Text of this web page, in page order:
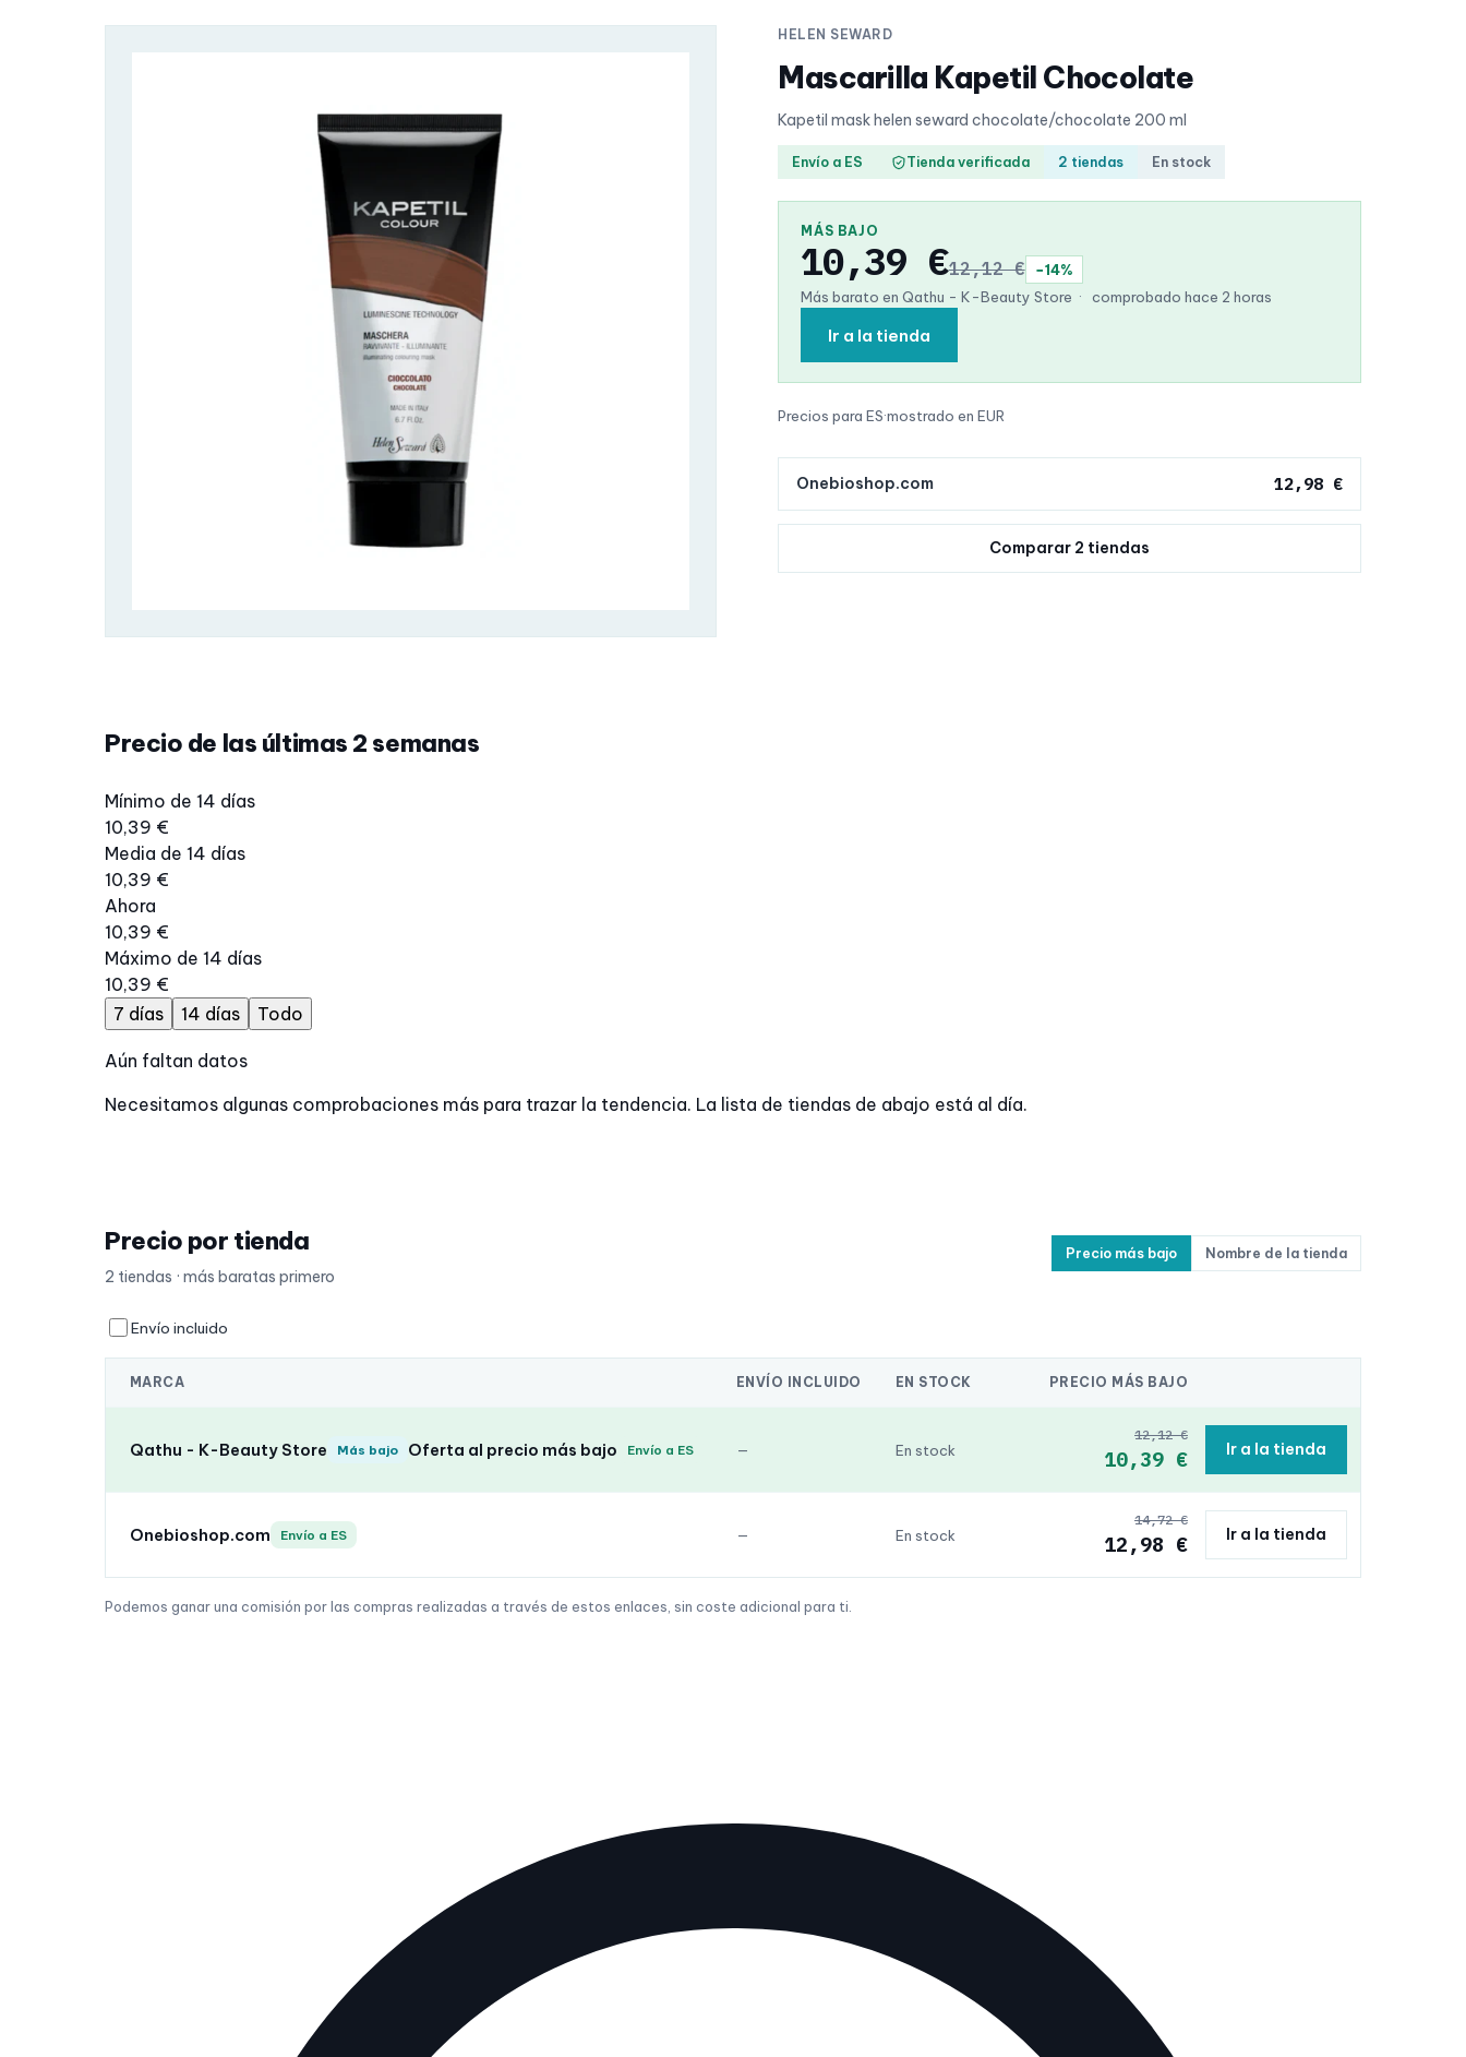
HELEN SEWARD
Mascarilla Kapetil Chocolate
Kapetil mask helen seward chocolate/chocolate 200 ml
Envío a ES Tienda verificada 2 tiendas En stock
MÁS BAJO
10,39 €12,12 €
−14%
Más barato en Qathu - K-Beauty Store · comprobado hace 2 horas
Ir a la tienda
Precios para ES·mostrado en EUR
Onebioshop.com 12,98 €
Comparar 2 tiendas
Precio de las últimas 2 semanas
Mínimo de 14 días
10,39 €
Media de 14 días
10,39 €
Ahora
10,39 €
Máximo de 14 días
10,39 €
7 días
14 días Todo
Aún faltan datos
Necesitamos algunas comprobaciones más para trazar la tendencia. La lista de tiendas de abajo está al día.
Precio por tienda
2 tiendas · más baratas primero
Precio más bajo Nombre de la tienda
Envío incluido
MARCA ENVÍO INCLUIDO EN STOCK PRECIO MÁS BAJO
Qathu - K-Beauty Store Más bajo Oferta al precio más bajo Envío a ES — En stock
12,12 €
10,39 € Ir a la tienda
Onebioshop.com Envío a ES — En stock
14,72 €
12,98 € Ir a la tienda
Podemos ganar una comisión por las compras realizadas a través de estos enlaces, sin coste adicional para ti.